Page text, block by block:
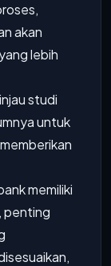
akan
lebih
studi
untuk
memiliki
penting